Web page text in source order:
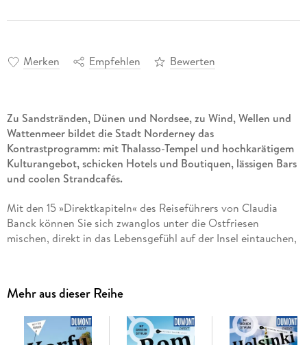
Merken Empfehlen Bewerten
Zu Sandstränden, Dünen und Nordsee, zu Wind, Wellen und
Wattenmeer bildet die Stadt Norderney das
Kontrastprogramm: mit Thalasso-Tempel und hochkarätigem
Kulturangebot, schicken Hotels und Boutiquen, lässigen Bars
und coolen Strandcafés.
Mit den 15 »Direktkapiteln« des Reiseführers von Claudia
Banck können Sie sich zwanglos unter die Ostfriesen
mischen, direkt in das Lebensgefühl auf der Insel eintauchen,
Bademuseum, Ostheller und Seehundbänke, Wattwandern
und Teetied.
Mehr aus dieser Reihe